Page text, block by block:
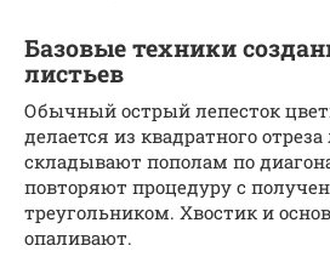
Базовые техники
листьев
Обычный острый лепесток
делается из квадратного
складывают пополам по
повторяют процедуру с
треугольником. Хвостик и
опаливают.